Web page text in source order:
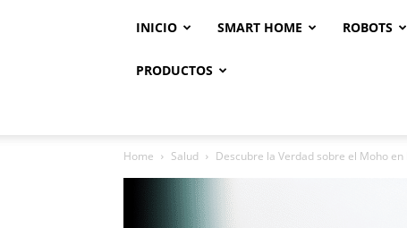
INICIO SMART HOME ROBOTS
PRODUCTOS
Home Salud Descubre la Verdad sobre el Moho en